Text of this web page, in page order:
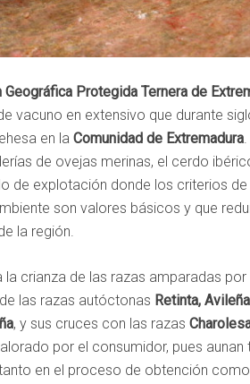
Geográfica Protegida Ternera de
vacuno en extensivo que durante
en la Comunidad de Extremadura
de ovejas merinas, el cerdo
de explotación donde los criterios
son valores básicos y que
la región.
la crianza de las razas amparadas por
las razas autóctonas Retinta,
, y sus cruces con las razas
por el consumidor, pues
en el proceso de obtención